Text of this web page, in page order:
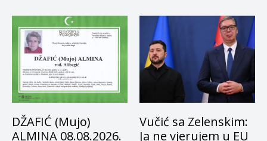
DŽAFIĆ (Mujo)
ALMINA 08.08.2026.
Vučić sa Zelenskim:
Ja ne vjerujem u EU